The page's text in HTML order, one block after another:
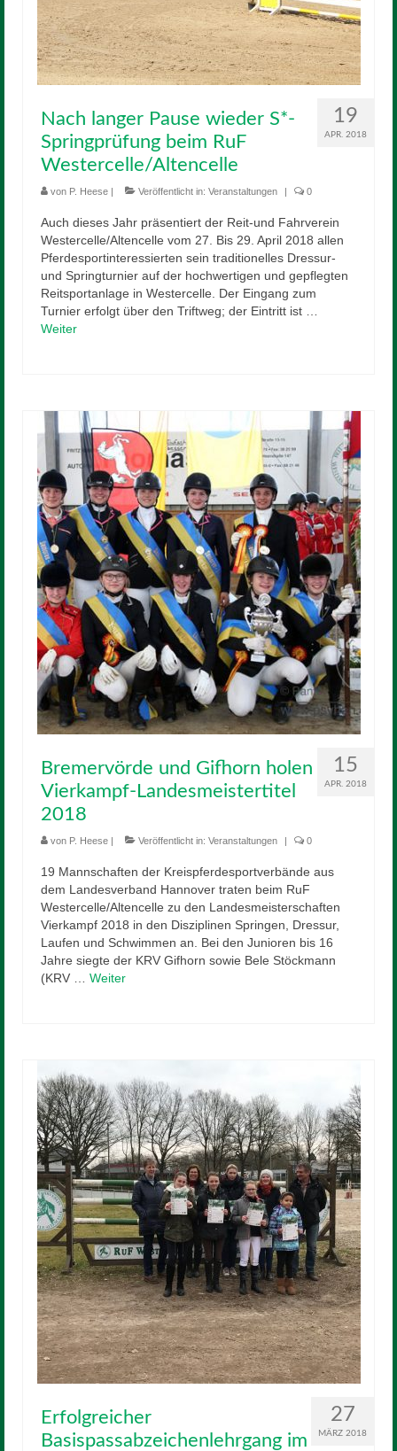
19
APR. 2018
Nach langer Pause wieder S*-
Springprüfung beim RuF
Westercelle/Altencelle
von P. Heese | Veröffentlicht in: Veranstaltungen | 0
Auch dieses Jahr präsentiert der Reit-und Fahrverein
Westercelle/Altencelle vom 27. Bis 29. April 2018 allen
Pferdesportinteressierten sein traditionelles Dressur-
und Springturnier auf der hochwertigen und gepflegten
Reitsportanlage in Westercelle. Der Eingang zum
Turnier erfolgt über den Triftweg; der Eintritt ist …
Weiter
15
APR. 2018
Bremervörde und Gifhorn holen
Vierkampf-Landesmeistertitel
2018
von P. Heese | Veröffentlicht in: Veranstaltungen | 0
19 Mannschaften der Kreispferdesportverbände aus
dem Landesverband Hannover traten beim RuF
Westercelle/Altencelle zu den Landesmeisterschaften
Vierkampf 2018 in den Disziplinen Springen, Dressur,
Laufen und Schwimmen an. Bei den Junioren bis 16
Jahre siegte der KRV Gifhorn sowie Bele Stöckmann
(KRV … Weiter
27
MÄRZ 2018
Erfolgreicher
Basispassabzeichenlehrgang im